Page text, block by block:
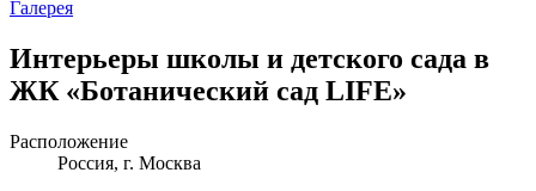
Галерея
Интерьеры школы и детского сада в
ЖК «Ботанический сад LIFE»
Расположение
Россия, г. Москва